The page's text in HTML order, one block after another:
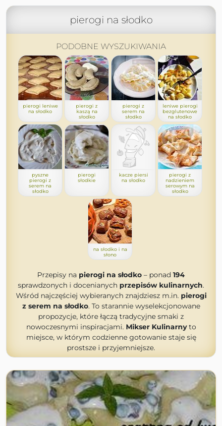
pierogi na słodko
PODOBNE WYSZUKIWANIA
pierogi leniwe
na słodko
pierogi z
kaszą na
słodko
pierogi z
serem na
słodko
leniwe pierogi
bezglutenowe
na słodko
pyszne
pierogi z
serem na
słodko
pierogi
słodkie
kacze piersi
na słodko
pierogi z
nadzieniem
serowym na
słodko
na słodko i na
słono
Przepisy na pierogi na słodko – ponad 194
sprawdzonych i docenianych przepisów kulinarnych.
Wśród najczęściej wybieranych znajdziesz m.in. pierogi
z serem na słodko. To starannie wyselekcjonowane
propozycje, które łączą tradycyjne smaki z
nowoczesnymi inspiracjami. Mikser Kulinarnyto
miejsce, w którym codzienne gotowanie staje się
prostsze i przyjemniejsze.